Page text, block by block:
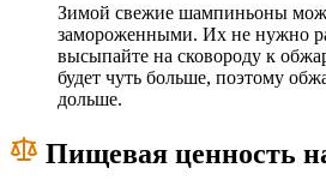
Зимой свежие шампиньоны
замороженными. Их не нужно
высыпайте на сковороду к
будет чуть больше, поэтому
дольше.
Пищевая ценность